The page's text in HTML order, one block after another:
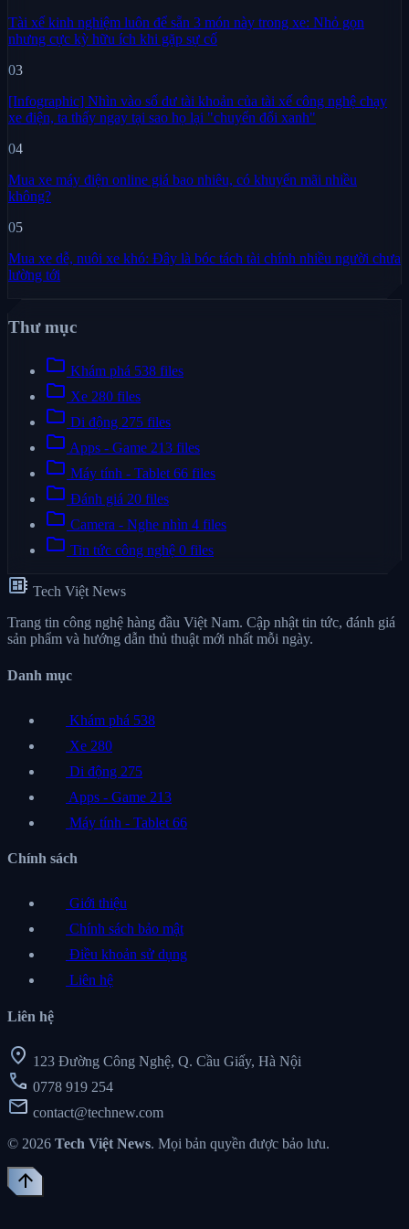
Tài xế kinh nghiệm luôn để sẵn 3 món này trong xe: Nhỏ gọn
nhưng cực kỳ hữu ích khi gặp sự cố
03
[Infographic] Nhìn vào số dư tài khoản của tài xế công nghệ chạy
xe điện, ta thấy ngay tại sao họ lại "chuyển đổi xanh"
04
Mua xe máy điện online giá bao nhiêu, có khuyến mãi nhiều
không?
05
Mua xe dễ, nuôi xe khó: Đây là bóc tách tài chính nhiều người chưa
lường tới
Thư mục
folder Khám phá 538 files
folder Xe 280 files
folder Di động 275 files
folder Apps - Game 213 files
folder Máy tính - Tablet 66 files
folder Đánh giá 20 files
folder Camera - Nghe nhìn 4 files
folder Tin tức công nghệ 0 files
developer_board Tech Việt News
Trang tin công nghệ hàng đầu Việt Nam. Cập nhật tin tức, đánh giá
sản phẩm và hướng dẫn thủ thuật mới nhất mỗi ngày.
Danh mục
Khám phá 538
Xe 280
Di động 275
Apps - Game 213
Máy tính - Tablet 66
Chính sách
Giới thiệu
Chính sách bảo mật
Điều khoản sử dụng
Liên hệ
Liên hệ
location_on 123 Đường Công Nghệ, Q. Cầu Giấy, Hà Nội
call 0778 919 254
mail contact@technew.com
© 2026 Tech Việt News. Mọi bản quyền được bảo lưu.
arrow_upward